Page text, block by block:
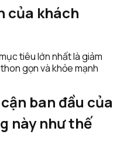
của khách
tiêu lớn nhất là giảm
gọn và khỏe mạnh
ban đầu của
này như thế